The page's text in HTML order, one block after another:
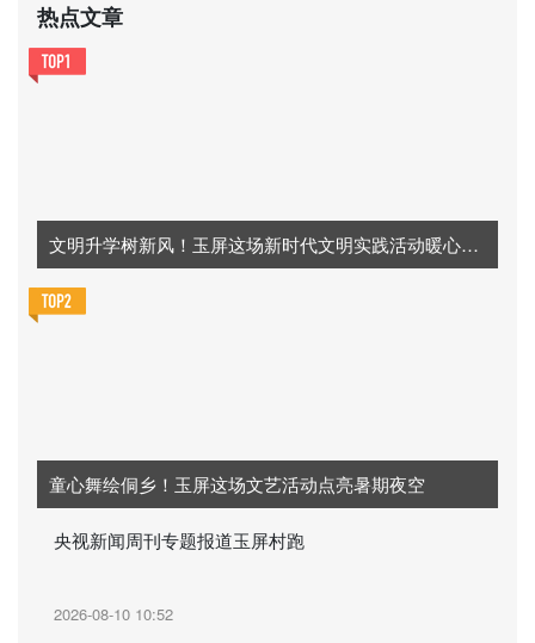
热点文章
文明升学树新风！玉屏这场新时代文明实践活动暖心又励志
童心舞绘侗乡！玉屏这场文艺活动点亮暑期夜空
央视新闻周刊专题报道玉屏村跑
2026-08-10 10:52